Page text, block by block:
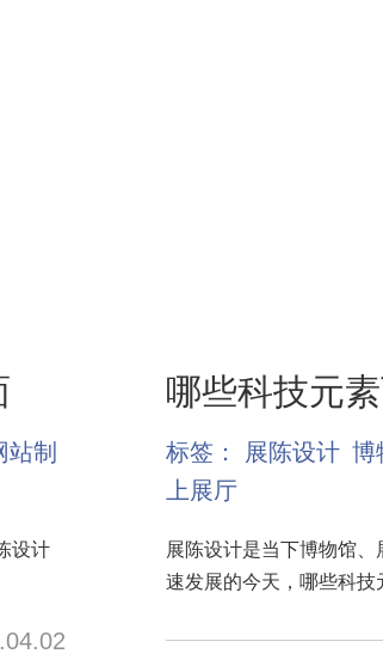
站制
设计
哪些科技元
标签： 展陈设计 博
上展厅
展陈设计是当下博物馆
速发展的今天，哪些科技